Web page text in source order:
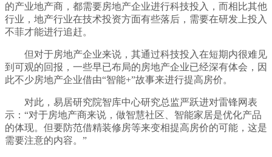
的产业地产商，都需要房地产企业进行科技投入，而相比其他
行业，地产行业在技术投资方面有些落后，需要在研发上投入
不菲才能进行追赶。
但对于房地产企业来说，其通过科技投入在短期内很难见
到可观的回报，一些早已布局的房地产企业已经深有体会，因
此不少房地产企业借由“智能+”故事来进行提高房价。
对此，易居研究院智库中心研究总监严跃进对雷锋网表
示：“对于房地产商来说，做智慧社区、智能家居是优化产品
的体现。但要防范借精装修房等来变相提高房价的可能，这是
需要注意的内容。”